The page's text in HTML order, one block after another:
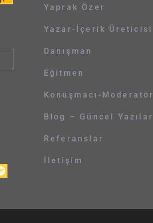
Yaprak Özer
Yazar-İçerik Üreticisi
Danışman
Eğitmen
Konuşmacı-Moderatör
Blog – Güncel Yazılar
Referanslar
İletişim